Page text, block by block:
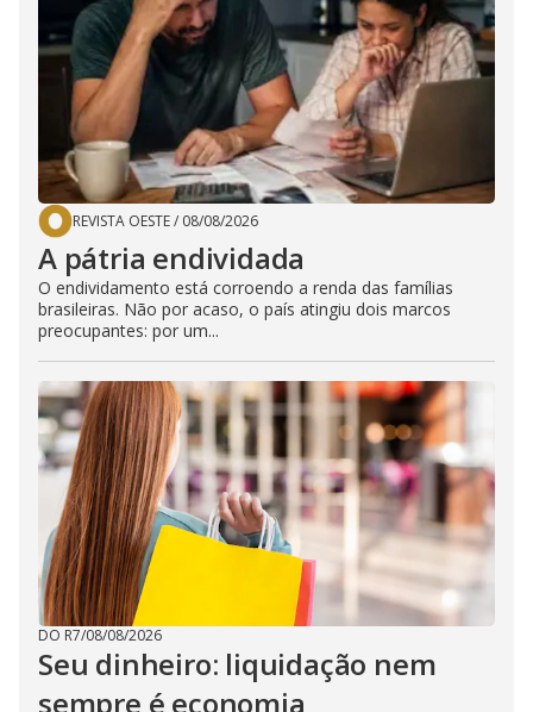
REVISTA OESTE/ 08/08/2026
A pátria endividada
O endividamento está corroendo a renda das famílias
brasileiras. Não por acaso, o país atingiu dois marcos
preocupantes: por um...
DO R7/08/08/2026
Seu dinheiro: liquidação nem
sempre é economia